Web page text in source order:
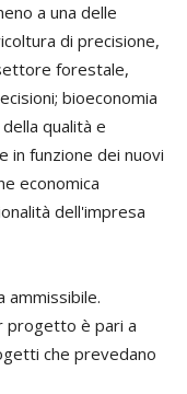
a una delle
di precisione,
forestale,
bioeconomia
qualità e
in funzione dei nuovi
economica
dell'impresa
ammissibile.
progetto è pari a
che prevedano